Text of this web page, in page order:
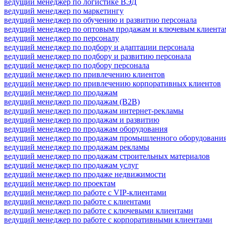
ведущий менеджер по маркетингу
ведущий менеджер по обучению и развитию персонала
ведущий менеджер по оптовым продажам и ключевым
ведущий менеджер по персоналу
ведущий менеджер по подбору и адаптации персонала
ведущий менеджер по подбору и развитию персонала
ведущий менеджер по подбору персонала
ведущий менеджер по привлечению клиентов
ведущий менеджер по привлечению корпоративных клиентов
ведущий менеджер по продажам
ведущий менеджер по продажам (B2B)
ведущий менеджер по продажам интернет-рекламы
ведущий менеджер по продажам и развитию
ведущий менеджер по продажам оборудования
ведущий менеджер по продажам промышленного
ведущий менеджер по продажам рекламы
ведущий менеджер по продажам строительных материалов
ведущий менеджер по продажам услуг
ведущий менеджер по продаже недвижимости
ведущий менеджер по проектам
ведущий менеджер по работе с VIP-клиентами
ведущий менеджер по работе с клиентами
ведущий менеджер по работе с ключевыми клиентами
ведущий менеджер по работе с корпоративными клиентами